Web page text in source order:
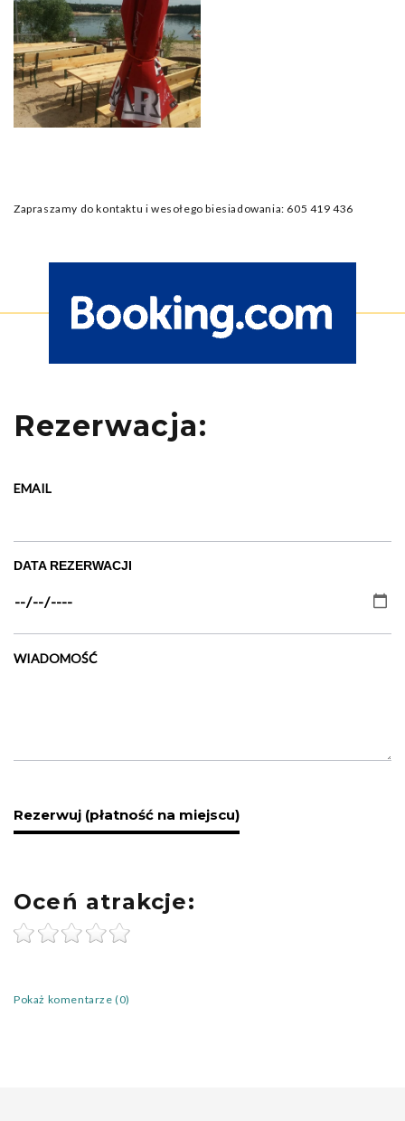
Zapraszamy do kontaktu i wesołego biesiadowania: 605 419 436
Rezerwacja:
EMAIL
DATA REZERWACJI
WIADOMOŚĆ
Oceń atrakcje:
Pokaż komentarze (0)